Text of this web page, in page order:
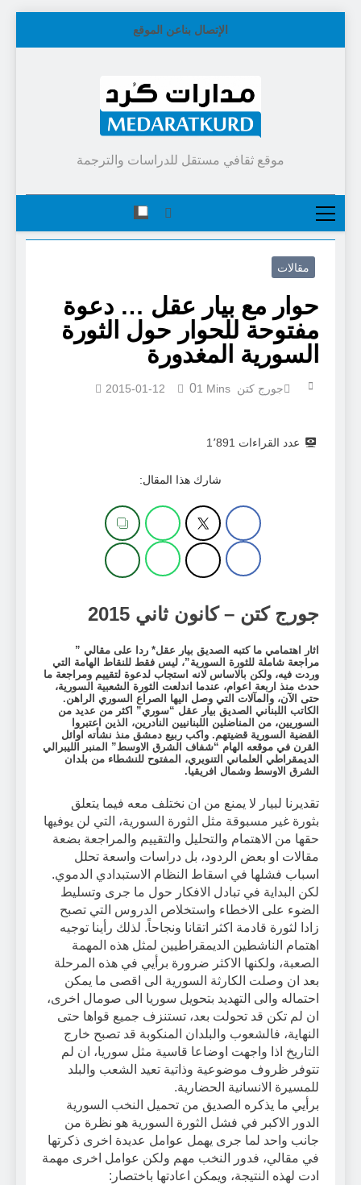
الإتصال بناعن الموقع
موقع ثقافي مستقل للدراسات والترجمة
مقالات
حوار مع بيار عقل … دعوة
مفتوحة للحوار حول الثورة
السورية المغدورة
جورج كتن 2015-01-12 01 Mins
عدد القراءات 1٬891
شارك هذا المقال:
جورج كتن – كانون ثاني 2015
اثار اهتمامي ما كتبه الصديق بيار عقل* ردا على مقالي ”
مراجعة شاملة للثورة السورية”، ليس فقط للنقاط الهامة التي
وردت فيه، ولكن بالاساس لانه استجاب لدعوة لتقييم ومراجعة ما
حدث منذ اربعة اعوام، عندما اندلعت الثورة الشعبية السورية،
حتى الآن، والمآلات التي وصل اليها الصراع السوري الراهن.
الكاتب اللبناني الصديق بيار عقل “سوري” اكثر من عديد من
السوريين، من المناضلين اللبنانيين النادرين، الذين اعتبروا
القضية السورية قضيتهم. واكب ربيع دمشق منذ نشأته اوائل
القرن في موقعه الهام “شفاف الشرق الاوسط” المنبر الليبرالي
الديمقراطي العلماني التنويري، المفتوح للنشطاء من بلدان
الشرق الاوسط وشمال افريقيا.
تقديرنا لبيار لا يمنع من ان نختلف معه فيما يتعلق
بثورة غير مسبوقة مثل الثورة السورية، التي لن يوفيها
حقها من الاهتمام والتحليل والتقييم والمراجعة بضعة
مقالات او بعض الردود، بل دراسات واسعة تحلل
اسباب فشلها في اسقاط النظام الاستبدادي الدموي.
لكن البداية في تبادل الافكار حول ما جرى وتسليط
الضوء على الاخطاء واستخلاص الدروس التي تصبح
زادا لثورة قادمة اكثر اتقانا ونجاحاً. لذلك رأينا توجيه
اهتمام الناشطين الديمقراطيين لمثل هذه المهمة
الصعبة، ولكنها الاكثر ضرورة برأيي في هذه المرحلة
بعد ان وصلت الكارثة السورية الى اقصى ما يمكن
احتماله والى التهديد بتحويل سوريا الى صومال اخرى،
ان لم تكن قد تحولت بعد، تستنزف جميع قواها حتى
النهاية، فالشعوب والبلدان المنكوبة قد تصبح خارج
التاريخ اذا واجهت اوضاعا قاسية مثل سوريا، ان لم
تتوفر ظروف موضوعية وذاتية تعيد الشعب والبلد
للمسيرة الانسانية الحضارية.
برأيي ما يذكره الصديق من تحميل النخب السورية
الدور الاكبر في فشل الثورة السورية هو نظرة من
جانب واحد لما جرى يهمل عوامل عديدة اخرى ذكرتها
في مقالي، فدور النخب مهم ولكن عوامل اخرى مهمة
ادت لهذه النتيجة، ويمكن اعادتها باختصار: